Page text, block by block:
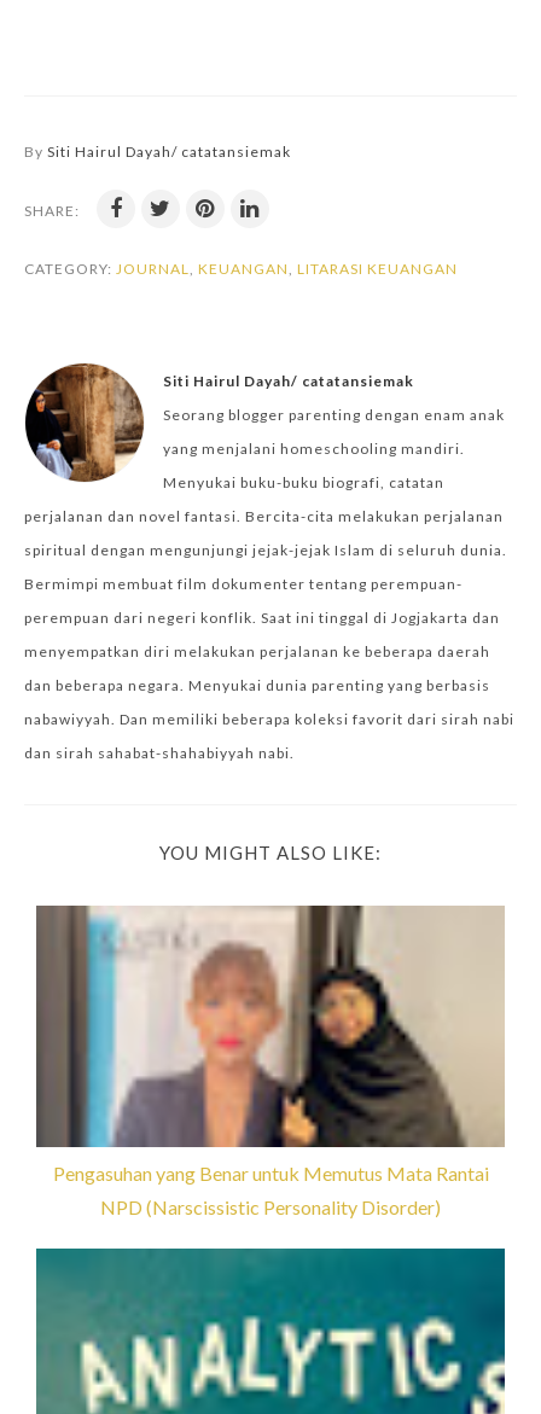
By Siti Hairul Dayah/ catatansiemak
SHARE:
CATEGORY: JOURNAL, KEUANGAN, LITARASI KEUANGAN
Siti Hairul Dayah/ catatansiemak
Seorang blogger parenting dengan enam anak
yang menjalani homeschooling mandiri.
Menyukai buku-buku biografi, catatan
perjalanan dan novel fantasi. Bercita-cita melakukan perjalanan
spiritual dengan mengunjungi jejak-jejak Islam di seluruh dunia.
Bermimpi membuat film dokumenter tentang perempuan-
perempuan dari negeri konflik. Saat ini tinggal di Jogjakarta dan
menyempatkan diri melakukan perjalanan ke beberapa daerah
dan beberapa negara. Menyukai dunia parenting yang berbasis
nabawiyyah. Dan memiliki beberapa koleksi favorit dari sirah nabi
dan sirah sahabat-shahabiyyah nabi.
YOU MIGHT ALSO LIKE:
Pengasuhan yang Benar untuk Memutus Mata Rantai
NPD (Narscissistic Personality Disorder)